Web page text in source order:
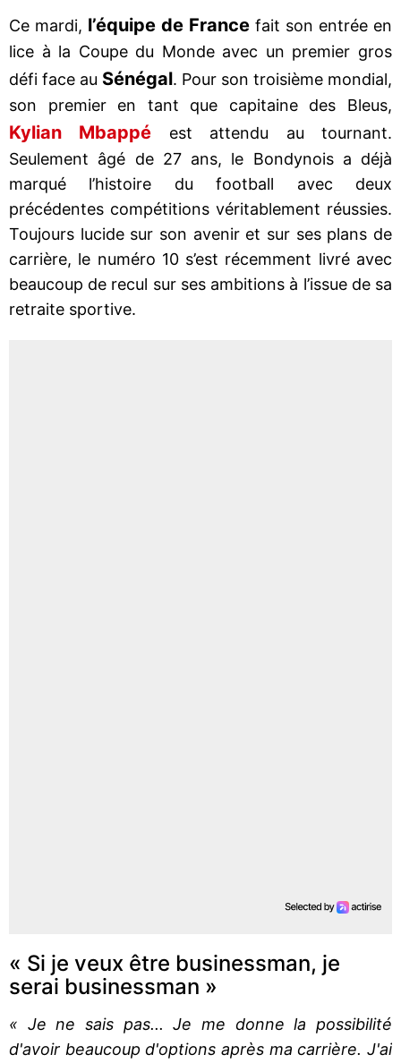
Ce mardi, l’équipe de France fait son entrée en
lice à la Coupe du Monde avec un premier gros
défi face au Sénégal. Pour son troisième mondial,
son premier en tant que capitaine des Bleus,
Kylian Mbappé est attendu au tournant.
Seulement âgé de 27 ans, le Bondynois a déjà
marqué l’histoire du football avec deux
précédentes compétitions véritablement réussies.
Toujours lucide sur son avenir et sur ses plans de
carrière, le numéro 10 s’est récemment livré avec
beaucoup de recul sur ses ambitions à l’issue de sa
retraite sportive.
« Si je veux être businessman, je
serai businessman »
« Je ne sais pas... Je me donne la possibilité
d'avoir beaucoup d'options après ma carrière. J'ai